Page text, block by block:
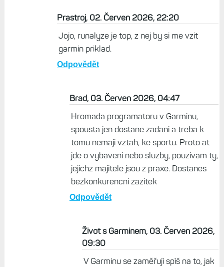
Prastroj, 02. Červen 2026, 22:20
Jojo, runalyze je top, z nej by si me vzit
garmin priklad.
Odpovědět
Brad, 03. Červen 2026, 04:47
Hromada programatoru v Garminu,
spousta jen dostane zadani a treba k
tomu nemaji vztah, ke sportu. Proto at
jde o vybaveni nebo sluzby, pouzivam ty,
jejichz majitele jsou z praxe. Dostanes
bezkonkurencni zazitek
Odpovědět
Život s Garminem, 03. Červen 2026,
09:30
V Garminu se zaměřují spíš na to, jak